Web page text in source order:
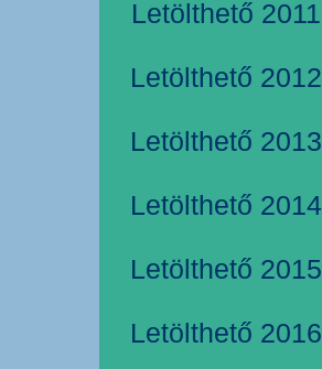
Letölthető
Letölthető
Letölthető
Letölthető
Letölthető
Letölthető